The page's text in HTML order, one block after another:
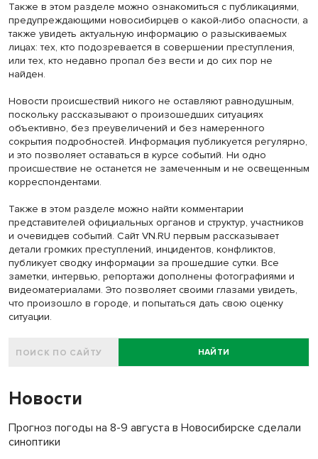
Также в этом разделе можно ознакомиться с публикациями,
предупреждающими новосибирцев о какой-либо опасности, а
также увидеть актуальную информацию о разыскиваемых
лицах: тех, кто подозревается в совершении преступления,
или тех, кто недавно пропал без вести и до сих пор не
найден.
Новости происшествий никого не оставляют равнодушным,
поскольку рассказывают о произошедших ситуациях
объективно, без преувеличений и без намеренного
сокрытия подробностей. Информация публикуется регулярно,
и это позволяет оставаться в курсе событий. Ни одно
происшествие не останется не замеченным и не освещенным
корреспондентами.
Также в этом разделе можно найти комментарии
представителей официальных органов и структур, участников
и очевидцев событий. Сайт VN.RU первым рассказывает
детали громких преступлений, инцидентов, конфликтов,
публикует сводку информации за прошедшие сутки. Все
заметки, интервью, репортажи дополнены фотографиями и
видеоматериалами. Это позволяет своими глазами увидеть,
что произошло в городе, и попытаться дать свою оценку
ситуации.
НАЙТИ
Новости
Прогноз погоды на 8-9 августа в Новосибирске сделали
синоптики